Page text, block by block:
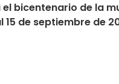
el bicentenario de la
de septiembre de